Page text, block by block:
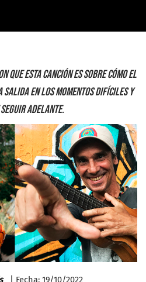
que esta canción es sobre cómo el
en los momentos difíciles y
seguir adelante.
| Fecha: 19/10/2022